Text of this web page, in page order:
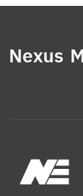
Nexus